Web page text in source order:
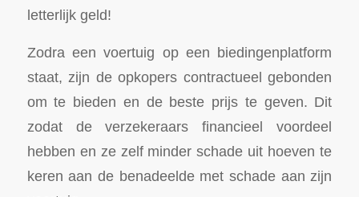
letterlijk geld!
Zodra een voertuig op een biedingenplatform
staat, zijn de opkopers contractueel gebonden
om te bieden en de beste prijs te geven. Dit
zodat de verzekeraars financieel voordeel
hebben en ze zelf minder schade uit hoeven te
keren aan de benadeelde met schade aan zijn